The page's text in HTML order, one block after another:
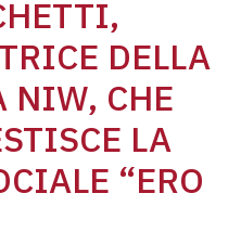
DELLA
NIW, CHE
LA
“ERO